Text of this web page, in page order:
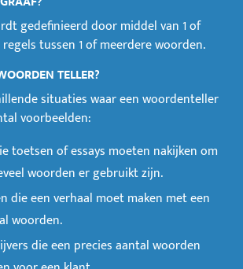
gedefinieerd door middel van 1 of
tussen 1 of meerdere woorden.
TELLER?
situaties waar een woordenteller
voorbeelden:
toetsen of essays moeten nakijken om
woorden er gebruikt zijn.
die een verhaal moet maken met een
woorden.
die een precies aantal woorden